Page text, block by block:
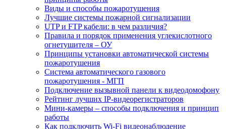
Виды и способы пожаротушения
Лучшие системы пожарной сигнализации
UTP и FTP кабели: в чем различия?
Правила и порядок применения углекислотного
огнетушителя – ОУ
Принципы установки автоматической системы
пожаротушения
Система автоматического газового
пожаротушения - МГП
Подключение вызывной панели к видеодомофону
Рейтинг лучших IP-видеорегистраторов
Мини-камеры – способы подключения и принцип
работы
Как подключить Wi-Fi видеонаблюдение